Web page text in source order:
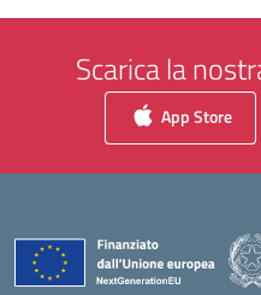
Scarica la
App Store